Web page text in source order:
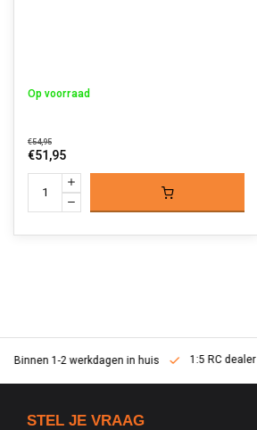
Op voorraad
€54,95
€51,95
Binnen 1-2 werkdagen in huis 1:5 RC dealer
STEL JE VRAAG